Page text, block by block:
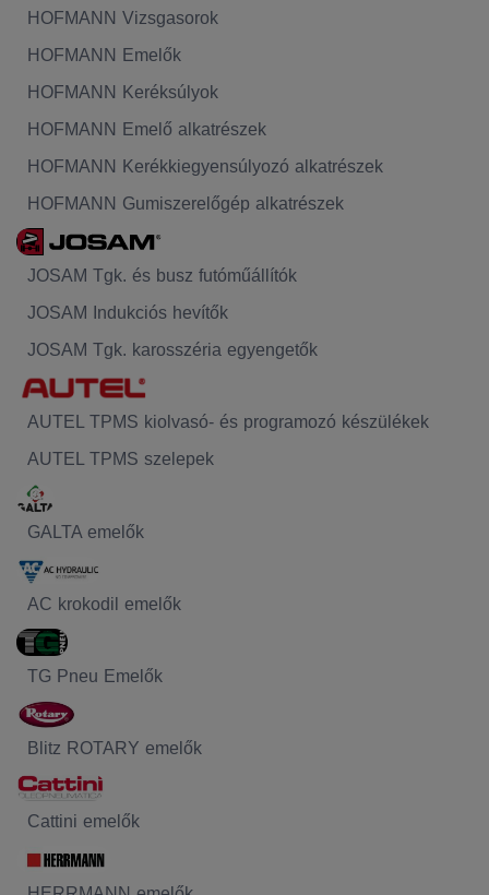
HOFMANN Vizsgasorok
HOFMANN Emelők
HOFMANN Keréksúlyok
HOFMANN Emelő alkatrészek
HOFMANN Kerékkiegyensúlyozó alkatrészek
HOFMANN Gumiszerelőgép alkatrészek
JOSAM Tgk. és busz futóműállítók
JOSAM Indukciós hevítők
JOSAM Tgk. karosszéria egyengetők
AUTEL TPMS kiolvasó- és programozó készülékek
AUTEL TPMS szelepek
GALTA emelők
AC krokodil emelők
TG Pneu Emelők
Blitz ROTARY emelők
Cattini emelők